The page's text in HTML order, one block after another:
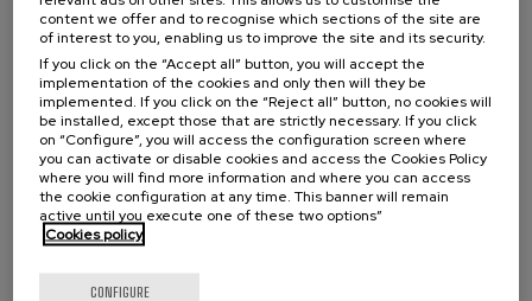
materiales pedagógicos sobre patrimonio marítimo,
embarcaciones tradicionales y restauración naval dirigidos a las
nuevas generaciones.
Descubre todos los proyectos EmPACT i3 en elcanal de
YouTube de Euskampus Fundazioa.
SHARE THIS
content we offer and to recognise which sections of the site are
of interest to you, enabling us to improve the site and its security.
If you click on the “Accept all” button, you will accept the
implementation of the cookies and only then will they be
implemented. If you click on the “Reject all” button, no cookies will
be installed, except those that are strictly necessary. If you click
on “Configure”, you will access the configuration screen where
you can activate or disable cookies and access the Cookies Policy
where you will find more information and where you can access
the cookie configuration at any time. This banner will remain
active until you execute one of these two options”
Cookies policy
CONFIGURE